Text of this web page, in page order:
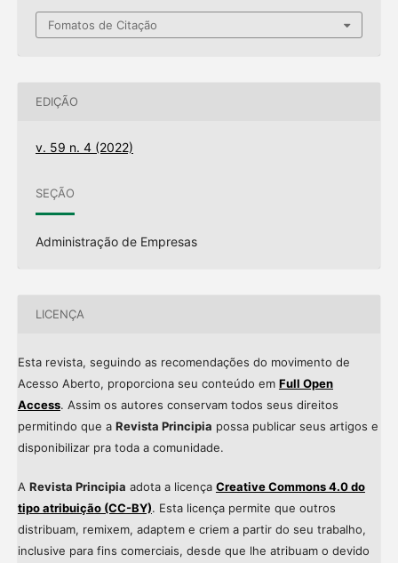
Fomatos de Citação
EDIÇÃO
v. 59 n. 4 (2022)
SEÇÃO
Administração de Empresas
LICENÇA
Esta revista, seguindo as recomendações do movimento de
Acesso Aberto, proporciona seu conteúdo em Full Open
Access. Assim os autores conservam todos seus direitos
permitindo que a Revista Principia possa publicar seus artigos e
disponibilizar pra toda a comunidade.
A Revista Principia adota a licença Creative Commons 4.0 do
tipo atribuição (CC-BY). Esta licença permite que outros
distribuam, remixem, adaptem e criem a partir do seu trabalho,
inclusive para fins comerciais, desde que lhe atribuam o devido